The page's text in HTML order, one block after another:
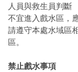
人員與救生員判斷
不宜進入戲水區，
請遵守本處水域區
區。
禁止戲水事項